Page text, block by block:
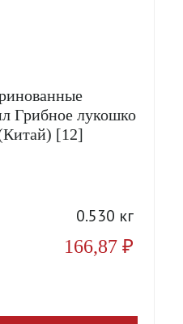
Грибное лукошко
[12]
0.530 кг
166,87 ₽